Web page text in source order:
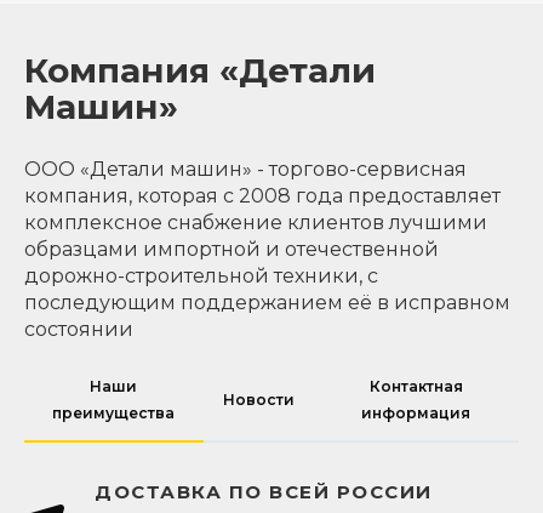
Компания «Детали
Машин»
ООО «Детали машин» - торгово-сервисная
компания, которая с 2008 года предоставляет
комплексное снабжение клиентов лучшими
образцами импортной и отечественной
дорожно-строительной техники, с
последующим поддержанием её в исправном
состоянии
Наши
преимущества
Новости
Контактная
информация
ДОСТАВКА ПО ВСЕЙ РОССИИ